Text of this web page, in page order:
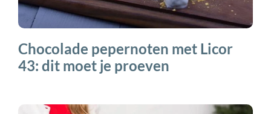
Chocolade pepernoten met Licor
43: dit moet je proeven